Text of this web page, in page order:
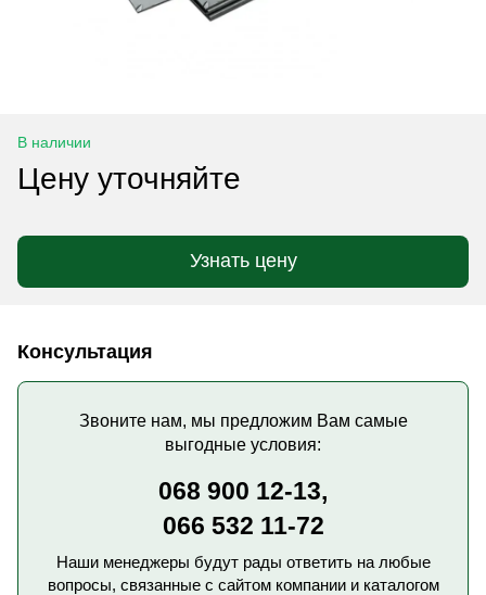
В наличии
Цену уточняйте
Узнать цену
Консультация
Звоните нам, мы предложим Вам самые
выгодные условия:
068 900 12-13,
066 532 11-72
Наши менеджеры будут рады ответить на любые
вопросы, связанные с сайтом компании и каталогом